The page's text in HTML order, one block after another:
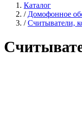
Каталог
/ Домофонное
/ Считыватели,